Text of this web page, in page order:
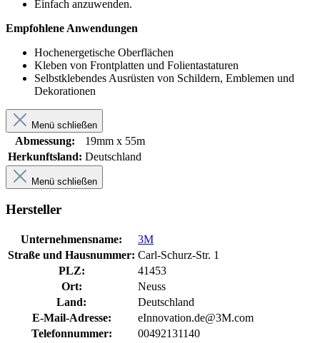
Einfach anzuwenden.
Empfohlene Anwendungen
Hochenergetische Oberflächen
Kleben von Frontplatten und Folientastaturen
Selbstklebendes Ausrüsten von Schildern, Emblemen und
Dekorationen
Menü schließen
Abmessung:
19mm x 55m
Herkunftsland: Deutschland
Menü schließen
Hersteller
Unternehmensname:
3M
Straße und Hausnummer: Carl-Schurz-Str. 1
PLZ:
41453
Ort:
Neuss
Land:
Deutschland
E-Mail-Adresse:
eInnovation.de@3M.com
Telefonnummer:
00492131140